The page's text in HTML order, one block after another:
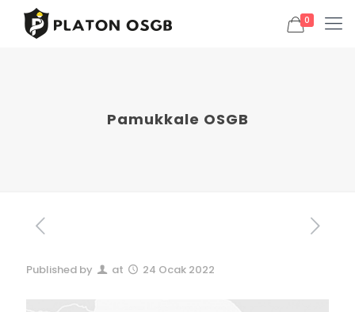
0
Pamukkale OSGB
Published by at 24 Ocak 2022